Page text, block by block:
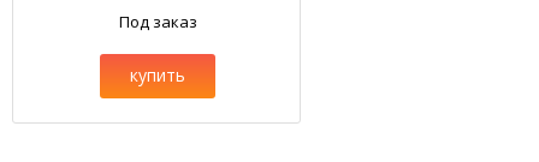
Под заказ
купить